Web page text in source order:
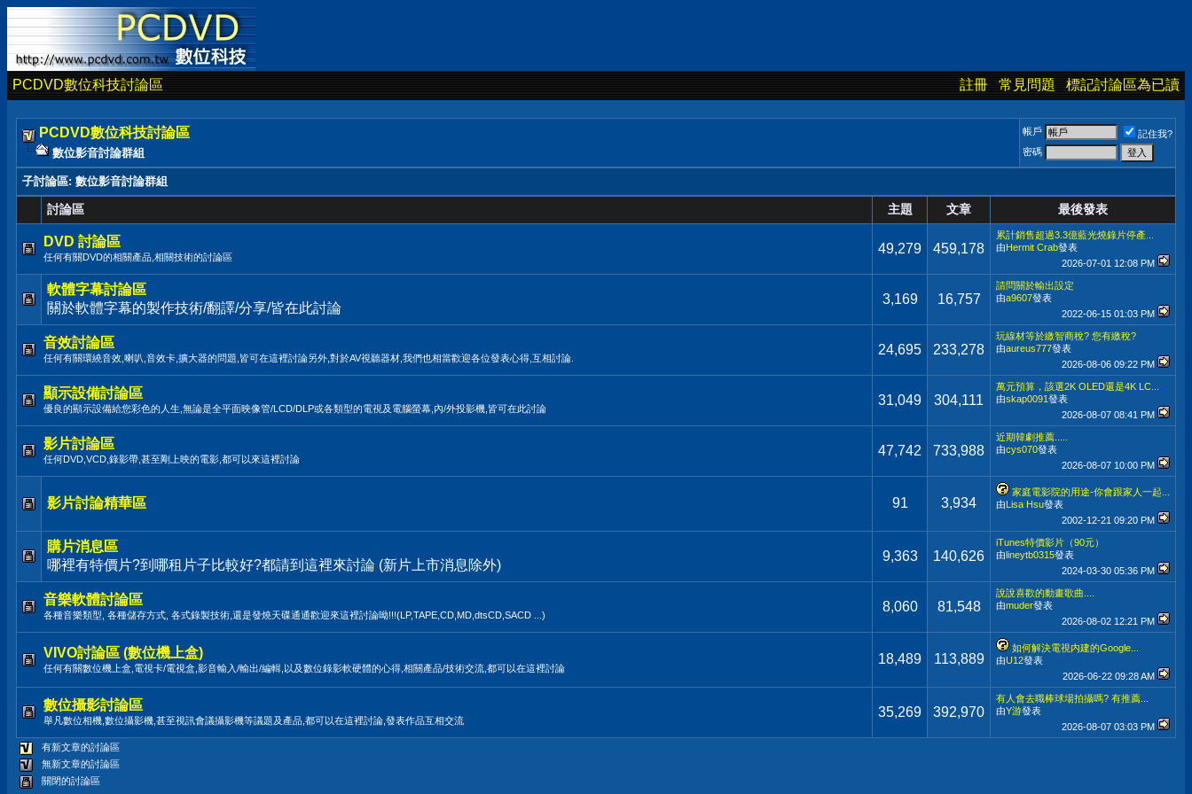
PCDVD數位科技討論區 註冊 常見問題 標記討論區為已讀
PCDVD數位科技討論區
數位影音討論群組
帳戶
記住我?
密碼
子討論區: 數位影音討論群組
討論區 主題 文章 最後發表
DVD 討論區
任何有關DVD的相關產品,相關技術的討論區
49,279 459,178
累計銷售超過3.3億藍光燒錄片停產...
由Hermit Crab發表
2026-07-01 12:08 PM
軟體字幕討論區
關於軟體字幕的製作技術/翻譯/分享/皆在此討論
3,169 16,757
請問關於輸出設定
由a9607發表
2022-06-15 01:03 PM
音效討論區
任何有關環繞音效,喇叭,音效卡,擴大器的問題,皆可在這裡討論另外,對於AV視聽器材,我們也相當歡迎各位發表心得,互相討論.
24,695 233,278
玩線材等於繳智商稅? 您有繳稅?
由aureus777發表
2026-08-06 09:22 PM
顯示設備討論區
優良的顯示設備給您彩色的人生,無論是全平面映像管/LCD/DLP或各類型的電視及電腦螢幕,內/外投影機,皆可在此討論
31,049 304,111
萬元預算，該選2K OLED還是4K LC...
由skap0091發表
2026-08-07 08:41 PM
影片討論區
任何DVD,VCD,錄影帶,甚至剛上映的電影,都可以來這裡討論
47,742 733,988
近期韓劇推薦.....
由cys070發表
2026-08-07 10:00 PM
影片討論精華區 91 3,934
家庭電影院的用途-你會跟家人一起...
由Lisa Hsu發表
2002-12-21 09:20 PM
購片消息區
哪裡有特價片?到哪租片子比較好?都請到這裡來討論 (新片上市消息除外)
9,363 140,626
iTunes特價影片（90元）
由lineytb0315發表
2024-03-30 05:36 PM
音樂軟體討論區
各種音樂類型, 各種儲存方式, 各式錄製技術,還是發燒天碟通通歡迎來這裡討論呦!!!(LP,TAPE,CD,MD,dtsCD,SACD ...)
8,060 81,548
說說喜歡的動畫歌曲....
由muder發表
2026-08-02 12:21 PM
VIVO討論區 (數位機上盒)
任何有關數位機上盒,電視卡/電視盒,影音輸入/輸出/編輯,以及數位錄影軟硬體的心得,相關產品/技術交流,都可以在這裡討論
18,489 113,889
如何解決電視内建的Google...
由U12發表
2026-06-22 09:28 AM
數位攝影討論區
舉凡數位相機,數位攝影機,甚至視訊會議攝影機等議題及產品,都可以在這裡討論,發表作品互相交流
35,269 392,970
有人會去職棒球場拍攝嗎? 有推薦...
由Y游發表
2026-08-07 03:03 PM
有新文章的討論區
無新文章的討論區
關閉的討論區